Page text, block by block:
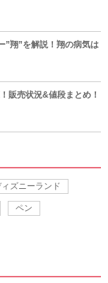
”翔”を解説！翔の病気は
販売状況&値段まとめ！
ズニーランド
ペン